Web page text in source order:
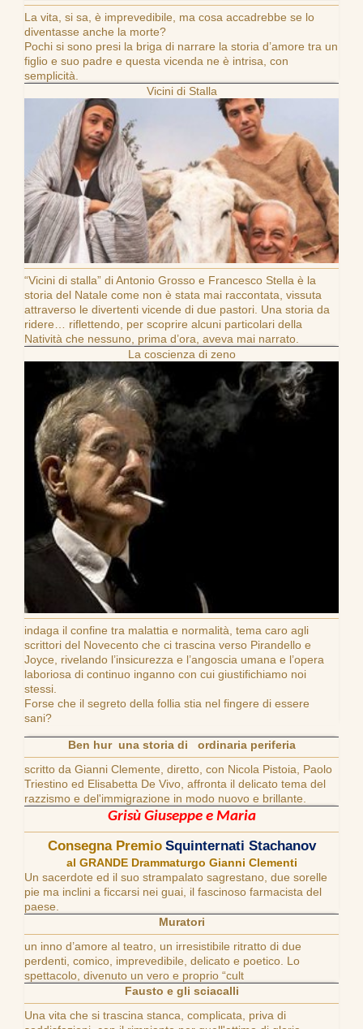
La vita, si sa, è imprevedibile, ma cosa accadrebbe se lo
diventasse anche la morte?
Pochi si sono presi la briga di narrare la storia d’amore tra un
figlio e suo padre e questa vicenda ne è intrisa, con
semplicità.
Vicini di Stalla
“Vicini di stalla” di Antonio Grosso e Francesco Stella è la
storia del Natale come non è stata mai raccontata, vissuta
attraverso le divertenti vicende di due pastori. Una storia da
ridere… riflettendo, per scoprire alcuni particolari della
Natività che nessuno, prima d’ora, aveva mai narrato.
La coscienza di zeno
indaga il confine tra malattia e normalità, tema caro agli
scrittori del Novecento che ci trascina verso Pirandello e
Joyce, rivelando l’insicurezza e l’angoscia umana e l’opera
laboriosa di continuo inganno con cui giustifichiamo noi
stessi.
Forse che il segreto della follia stia nel fingere di essere
sani?
Ben hur una storia di ordinaria periferia
scritto da Gianni Clemente, diretto, con Nicola Pistoia, Paolo
Triestino ed Elisabetta De Vivo, affronta il delicato tema del
razzismo e del'immigrazione in modo nuovo e brillante.
Grisù Giuseppe e Maria
Consegna Premio Squinternati Stachanov
al GRANDE Drammaturgo Gianni Clementi
Un sacerdote ed il suo strampalato sagrestano, due sorelle
pie ma inclini a ficcarsi nei guai, il fascinoso farmacista del
paese.
Muratori
un inno d’amore al teatro, un irresistibile ritratto di due
perdenti, comico, imprevedibile, delicato e poetico. Lo
spettacolo, divenuto un vero e proprio “cult
Fausto e gli sciacalli
Una vita che si trascina stanca, complicata, priva di